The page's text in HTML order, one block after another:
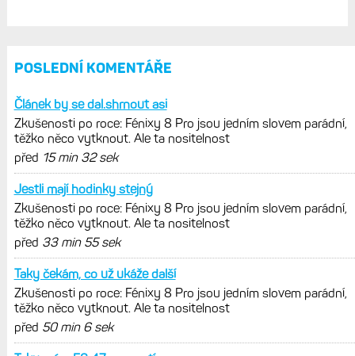
Model Fénix 9 ve třech variantách.
Základ, Pro a inReach. Přijde i menší
verze 43 mm a také solární MIP